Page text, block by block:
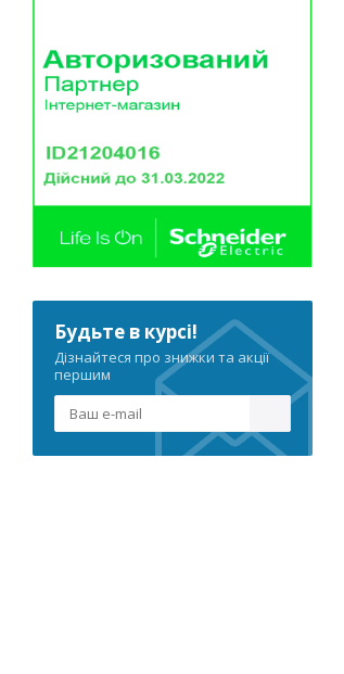
Будьте в курсі!
Дізнайтеся про знижки та акції
першим